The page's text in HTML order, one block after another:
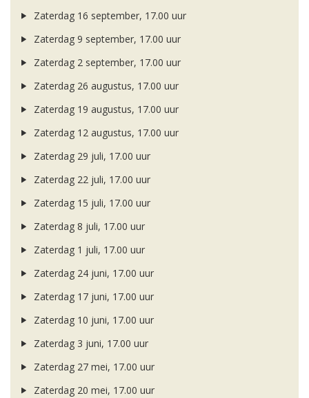
Zaterdag 16 september, 17.00 uur
Zaterdag 9 september, 17.00 uur
Zaterdag 2 september, 17.00 uur
Zaterdag 26 augustus, 17.00 uur
Zaterdag 19 augustus, 17.00 uur
Zaterdag 12 augustus, 17.00 uur
Zaterdag 29 juli, 17.00 uur
Zaterdag 22 juli, 17.00 uur
Zaterdag 15 juli, 17.00 uur
Zaterdag 8 juli, 17.00 uur
Zaterdag 1 juli, 17.00 uur
Zaterdag 24 juni, 17.00 uur
Zaterdag 17 juni, 17.00 uur
Zaterdag 10 juni, 17.00 uur
Zaterdag 3 juni, 17.00 uur
Zaterdag 27 mei, 17.00 uur
Zaterdag 20 mei, 17.00 uur